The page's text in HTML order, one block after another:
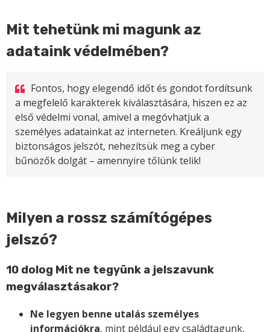
Mit tehetünk mi magunk az
adataink védelmében?
Fontos, hogy elegendő időt és gondot fordítsunk
a megfelelő karakterek kiválasztására, hiszen ez az
első védelmi vonal, amivel a megóvhatjuk a
személyes adatainkat az interneten. Kreáljunk egy
biztonságos jelszót, nehezítsük meg a cyber
bűnözők dolgát – amennyire tőlünk telik!
Milyen a rossz számítógépes
jelszó?
10 dolog Mit ne tegyünk a jelszavunk
megválasztásakor?
Ne legyen benne utalás személyes
információkra, mint például egy családtagunk,